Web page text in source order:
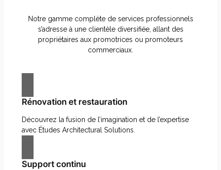
Notre gamme complète de services professionnels
s’adresse à une clientèle diversifiée, allant des
propriétaires aux promotrices ou promoteurs
commerciaux.
Rénovation et restauration
Découvrez la fusion de l’imagination et de l’expertise
avec Études Architectural Solutions.
Support continu